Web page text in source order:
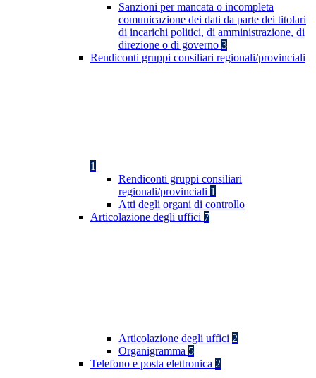
Sanzioni per mancata o incompleta
comunicazione dei dati da parte dei titolari
di incarichi politici, di amministrazione, di
direzione o di governo 3
Rendiconti gruppi consiliari regionali/provinciali
1
Rendiconti gruppi consiliari
regionali/provinciali 1
Atti degli organi di controllo
Articolazione degli uffici 7
Articolazione degli uffici 2
Organigramma 5
Telefono e posta elettronica 2